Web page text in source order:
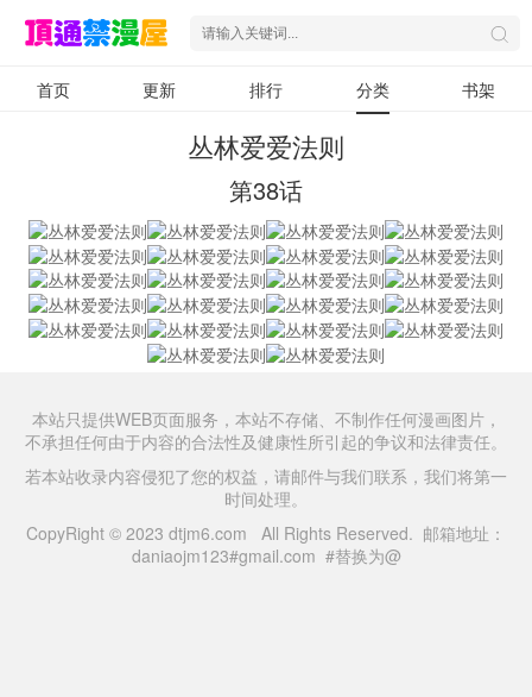
首页 更新 排行 分类 书架
丛林爱爱法则
第38话
本站只提供WEB页面服务，本站不存储、不制作任何漫画图片，
不承担任何由于内容的合法性及健康性所引起的争议和法律责任。
若本站收录内容侵犯了您的权益，请邮件与我们联系，我们将第一
时间处理。
CopyRight © 2023 dtjm6.com All Rights Reserved. 邮箱地址：
daniaojm123#gmail.com #替换为@